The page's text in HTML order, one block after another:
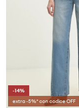
-14%
extra -5%* con codice OFF